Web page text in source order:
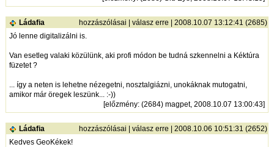
Ládafia hozzászólásai |válasz erre | 2008.10.07 13:12:41 (2685)
Jó lenne digitalizálni is.
Van esetleg valaki közülünk, aki profi módon be tudná szkennelni a Kéktúra
füzetet ?
... így a neten is lehetne nézegetni, nosztalgiázni, unokáknak mutogatni,
amikor már öregek leszünk... :-))
[előzmény: (2684) magpet, 2008.10.07 13:00:43]
Ládafia hozzászólásai |válasz erre | 2008.10.06 10:51:31 (2652)
Kedves GeoKékek!